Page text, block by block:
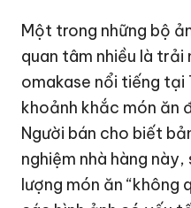
Một trong những bộ
quan tâm nhiều là trải
omakase nổi tiếng tại
khoảnh khắc món ăn
Người bán cho biết
nghiệm nhà hàng
lượng món ăn “không